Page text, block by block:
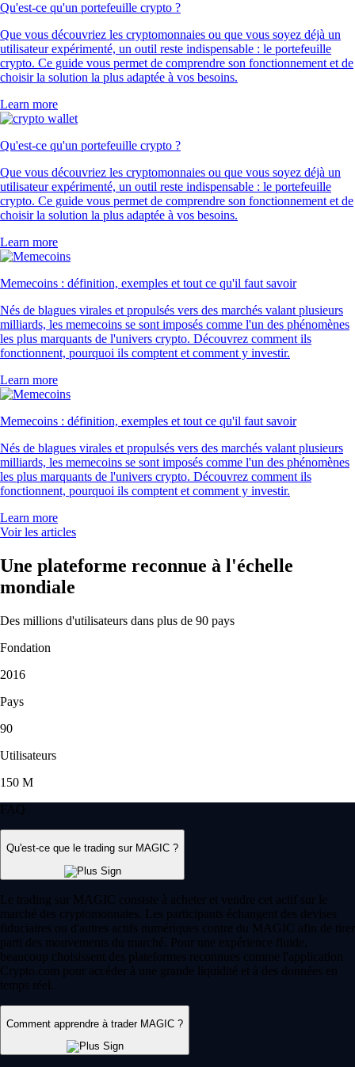
Qu'est-ce qu'un portefeuille crypto ?
Que vous découvriez les cryptomonnaies ou que vous soyez déjà un
utilisateur expérimenté, un outil reste indispensable : le portefeuille
crypto. Ce guide vous permet de comprendre son fonctionnement et de
choisir la solution la plus adaptée à vos besoins.
Learn more
Qu'est-ce qu'un portefeuille crypto ?
Que vous découvriez les cryptomonnaies ou que vous soyez déjà un
utilisateur expérimenté, un outil reste indispensable : le portefeuille
crypto. Ce guide vous permet de comprendre son fonctionnement et de
choisir la solution la plus adaptée à vos besoins.
Learn more
Memecoins : définition, exemples et tout ce qu'il faut savoir
Nés de blagues virales et propulsés vers des marchés valant plusieurs
milliards, les memecoins se sont imposés comme l'un des phénomènes
les plus marquants de l'univers crypto. Découvrez comment ils
fonctionnent, pourquoi ils comptent et comment y investir.
Learn more
Memecoins : définition, exemples et tout ce qu'il faut savoir
Nés de blagues virales et propulsés vers des marchés valant plusieurs
milliards, les memecoins se sont imposés comme l'un des phénomènes
les plus marquants de l'univers crypto. Découvrez comment ils
fonctionnent, pourquoi ils comptent et comment y investir.
Learn more
Voir les articles
Une plateforme reconnue à l'échelle
mondiale
Des millions d'utilisateurs dans plus de 90 pays
Fondation
2016
Pays
90
Utilisateurs
150 M
FAQ
Qu'est-ce que le trading sur MAGIC ?
Le trading sur MAGIC consiste à acheter et vendre cet actif sur le
marché des cryptomonnaies. Les participants échangent des devises
fiduciaires ou d'autres actifs numériques contre du MAGIC afin de tirer
parti des mouvements du marché. Pour une expérience fluide,
beaucoup choisissent des plateformes reconnues comme l'application
Crypto.com pour accéder à une grande liquidité et à des données en
temps réel.
Comment apprendre à trader MAGIC ?